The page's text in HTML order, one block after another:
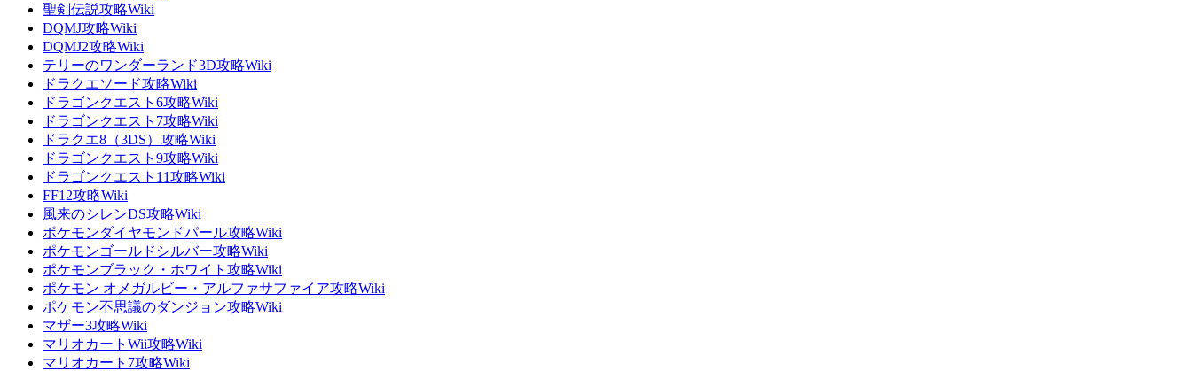
聖剣伝説攻略Wiki
DQMJ攻略Wiki
DQMJ2攻略Wiki
テリーのワンダーランド3D攻略Wiki
ドラクエソード攻略Wiki
ドラゴンクエスト6攻略Wiki
ドラゴンクエスト7攻略Wiki
ドラクエ8（3DS）攻略Wiki
ドラゴンクエスト9攻略Wiki
ドラゴンクエスト11攻略Wiki
FF12攻略Wiki
風来のシレンDS攻略Wiki
ポケモンダイヤモンドパール攻略Wiki
ポケモンゴールドシルバー攻略Wiki
ポケモンブラック・ホワイト攻略Wiki
ポケモン オメガルビー・アルファサファイア攻略Wiki
ポケモン不思議のダンジョン攻略Wiki
マザー3攻略Wiki
マリオカートWii攻略Wiki
マリオカート7攻略Wiki